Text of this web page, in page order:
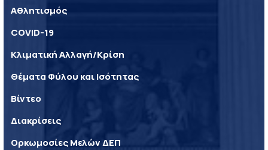
Αθλητισμός
COVID-19
Κλιματική Αλλαγή/Κρίση
Θέματα Φύλου και Ισότητας
Βίντεο
Διακρίσεις
Ορκωμοσίες Μελών ΔΕΠ